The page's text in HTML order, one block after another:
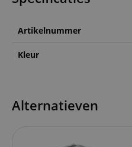
Artikelnummer
Kleur
Alternatieven